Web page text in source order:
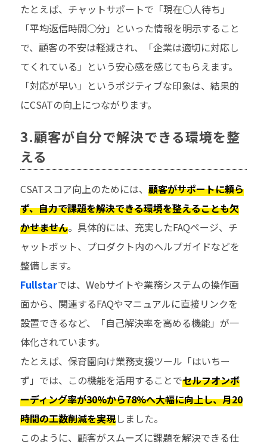
たとえば、チャットサポートで「現在○人待ち」
「平均返信時間○分」といった情報を明示すること
で、顧客の不安は軽減され、「企業は適切に対応し
てくれている」という安心感を感じてもらえます。
「対応が早い」というポジティブな印象は、結果的
にCSATの向上につながります。
3.顧客が自分で解決できる環境を整
える
CSATスコア向上のためには、 顧客がサポートに頼ら
ず、自力で課題を解決できる環境を整えることも欠
かせません。具体的には、充実したFAQページ、チ
ャットボット、プロダクト内のヘルプガイドなどを
整備します。
Fullstarでは、Webサイトや業務システムの操作画
面から、関連するFAQやマニュアルに直接リンクを
設置できるなど、「自己解決率を高める機能」が一
体化されています。
たとえば、保育園向け業務支援ツール「はいちー
ず」では、この機能を活用することでセルフオンボ
ーディング率が30%から78%へ大幅に向上し、月20
時間の工数削減を実現しました。
このように、顧客がスムーズに課題を解決できる仕